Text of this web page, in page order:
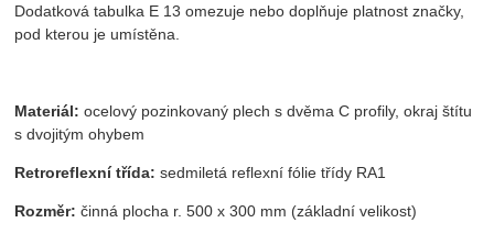
Dodatková tabulka E 13 omezuje nebo doplňuje platnost značky,
pod kterou je umístěna.
Materiál: ocelový pozinkovaný plech s dvěma C profily, okraj štítu
s dvojitým ohybem
Retroreflexní třída: sedmiletá reflexní fólie třídy RA1
Rozměr: činná plocha r. 500 x 300 mm (základní velikost)